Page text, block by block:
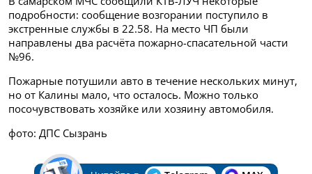
подробности: сообщение возгорании поступило в
экстренные службы в 22.58. На место ЧП были
направлены два расчёта пожарно-спасательной части
№96.
Пожарные потушили авто в течение нескольких минут,
но от Калины мало, что осталось. Можно только
посочувствовать хозяйке или хозяину автомобиля.
фото: ДПС Сызрань